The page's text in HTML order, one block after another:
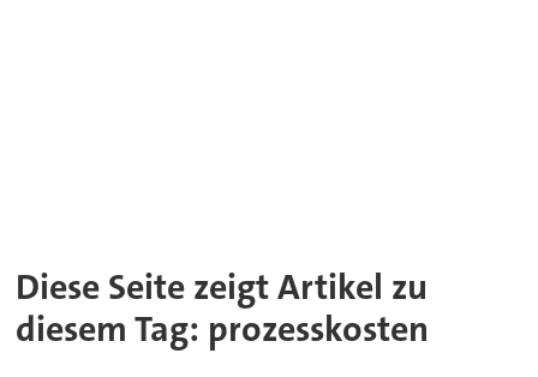
Diese Seite zeigt Artikel zu
diesem Tag: prozesskosten